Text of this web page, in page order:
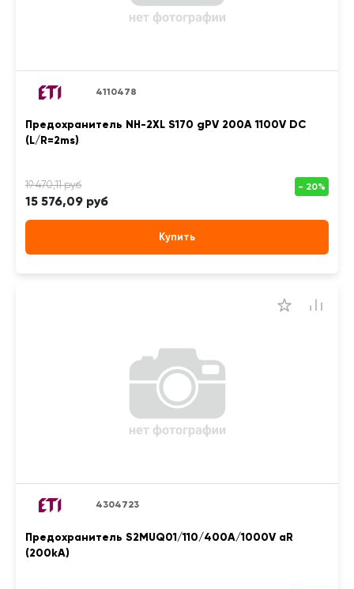
4110478
Предохранитель NH-2XL S170 gPV 200A 1100V DC
(L/R=2ms)
15 576,09 руб
Купить
4304723
Предохранитель S2MUQ01/110/400A/1000V aR
(200kA)